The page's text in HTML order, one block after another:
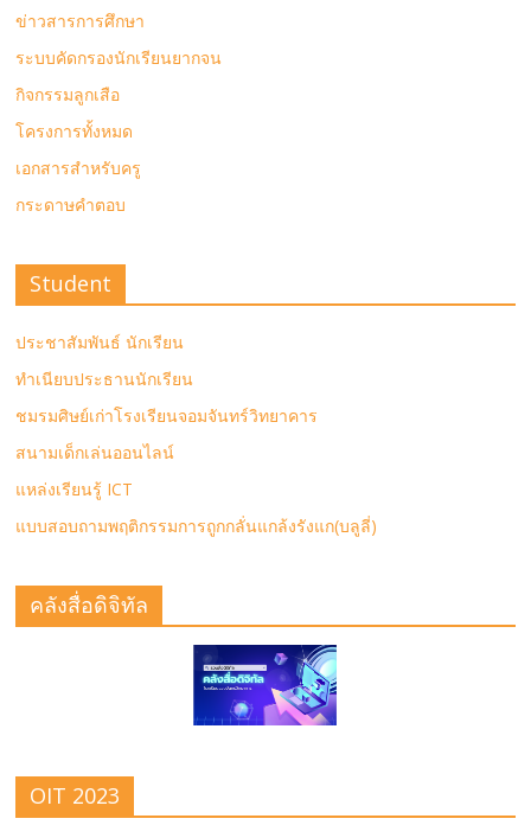
ข่าวสารการศึกษา
ระบบคัดกรองนักเรียนยากจน
กิจกรรมลูกเสือ
โครงการทั้งหมด
เอกสารสำหรับครู
กระดาษคำตอบ
Student
ประชาสัมพันธ์ นักเรียน
ทำเนียบประธานนักเรียน
ชมรมศิษย์เก่าโรงเรียนจอมจันทร์วิทยาคาร
สนามเด็กเล่นออนไลน์
แหล่งเรียนรู้ ICT
แบบสอบถามพฤติกรรมการถูกกลั่นแกล้งรังแก(บลูลี่)
คลังสื่อดิจิทัล
OIT 2023